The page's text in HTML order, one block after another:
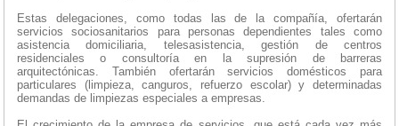
Estas delegaciones, como todas las de la compañía, ofertarán
servicios sociosanitarios para personas dependientes tales como
asistencia domiciliaria, telesasistencia, gestión de centros
residenciales o consultoría en la supresión de barreras
arquitectónicas. También ofertarán servicios domésticos para
particulares (limpieza, canguros, refuerzo escolar) y determinadas
demandas de limpiezas especiales a empresas.